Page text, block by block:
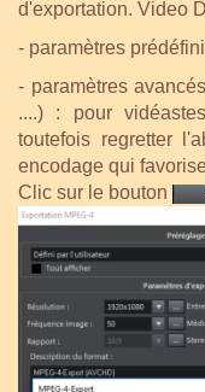
d'exportation. Video
- paramètres
- paramètres
....) : pour
toutefois regretter
encodage qui
Clic sur le bouton